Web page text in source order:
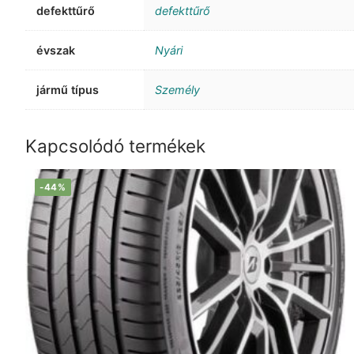
defekttűrő defekttűrő
évszak Nyári
jármű típus Személy
Kapcsolódó termékek
-44%